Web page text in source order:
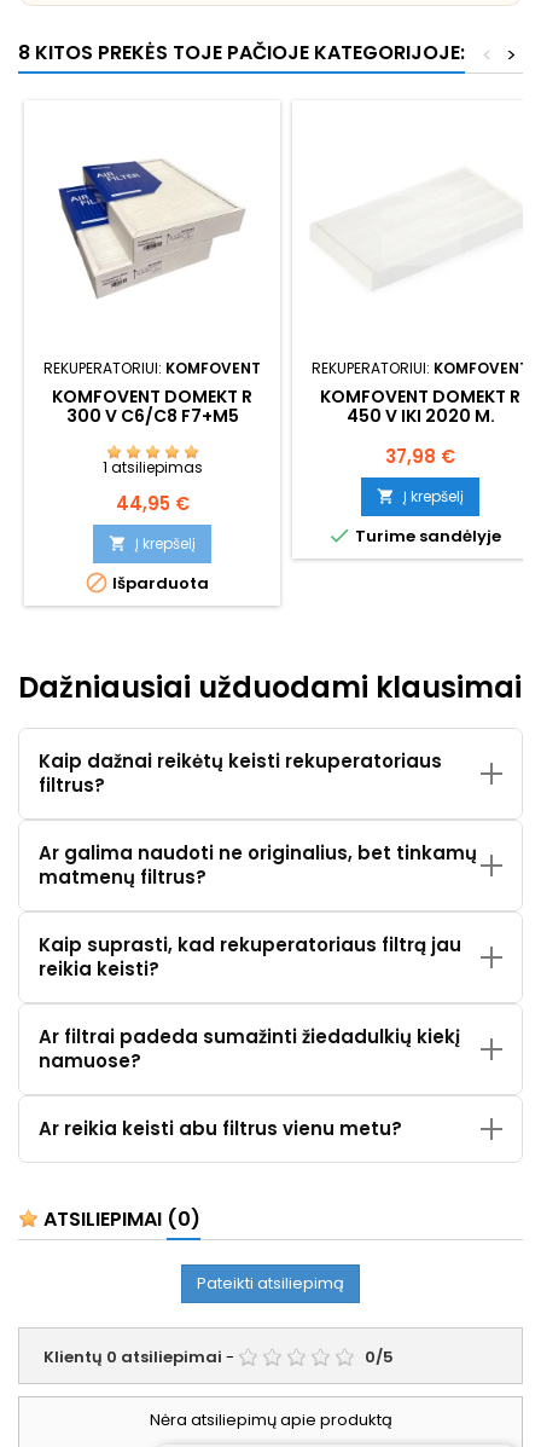
8 KITOS PREKĖS TOJE PAČIOJE KATEGORIJOJE: >
<
REKUPERATORIUI: KOMFOVENT
KOMFOVENT DOMEKT R
300 V C6/C8 F7+M5
1 atsiliepimas
Kaina
44,95 €
 Į krepšelį
 Išparduota
REKUPERATORIUI: KOMFOVENT
KOMFOVENT DOMEKT R
450 V IKI 2020 M.
Kaina
37,98 €
 Į krepšelį
 Turime sandėlyje
Dažniausiai užduodami klausimai
Kaip dažnai reikėtų keisti rekuperatoriaus
filtrus?
Ar galima naudoti ne originalius, bet tinkamų
matmenų filtrus?
Kaip suprasti, kad rekuperatoriaus filtrą jau
reikia keisti?
Ar filtrai padeda sumažinti žiedadulkių kiekį
namuose?
Ar reikia keisti abu filtrus vienu metu?
ATSILIEPIMAI (0)
Pateikti atsiliepimą
Klientų 0 atsiliepimai - 0/5
Nėra atsiliepimų apie produktą